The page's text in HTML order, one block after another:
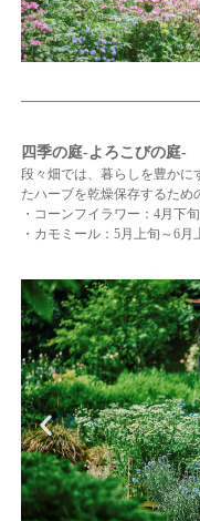
四季の庭-よろこびの庭-
段々畑では、暮らしを豊かに
たハーブを乾燥保存するため
・コーンフイラワー：4月下
・カモミール：5月上旬～6月